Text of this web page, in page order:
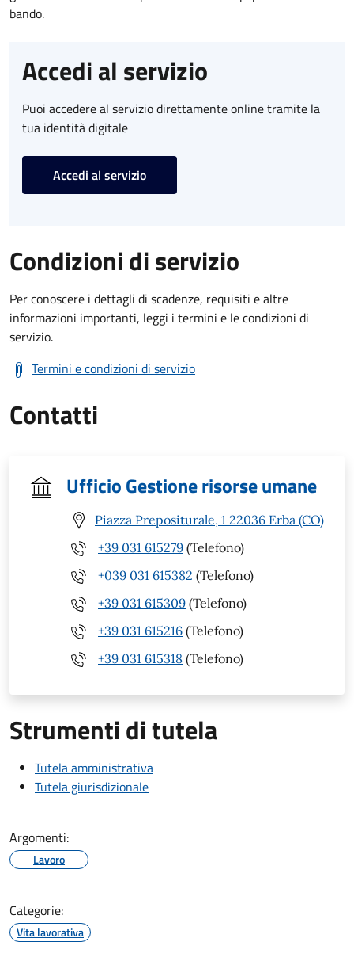
bando.
Accedi al servizio
Puoi accedere al servizio direttamente online tramite la
tua identità digitale
Accedi al servizio
Condizioni di servizio
Per conoscere i dettagli di scadenze, requisiti e altre
informazioni importanti, leggi i termini e le condizioni di
servizio.
Termini e condizioni di servizio
Contatti
Ufficio Gestione risorse umane
Piazza Prepositurale, 1 22036 Erba (CO)
+39 031 615279 (Telefono)
+039 031 615382 (Telefono)
+39 031 615309 (Telefono)
+39 031 615216 (Telefono)
+39 031 615318 (Telefono)
Strumenti di tutela
Tutela amministrativa
Tutela giurisdizionale
Argomenti:
Lavoro
Categorie:
Vita lavorativa